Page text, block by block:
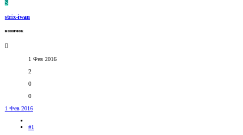
S
strix-iwan
новичок
1 Фев 2016
2
0
0
1 Фев 2016
#1